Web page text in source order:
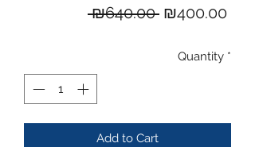
₪640.00 Regular
₪400.00Sale
Quantity *
Add to Cart